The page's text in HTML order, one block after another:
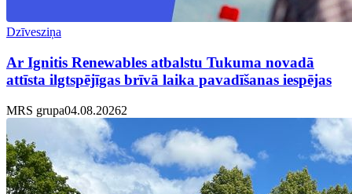
Dzīvesziņa
Ar Ignitis Renewables atbalstu Tukuma novadā
attīsta ilgtspējīgas brīvā laika pavadīšanas iespējas
MRS grupa04.08.20262